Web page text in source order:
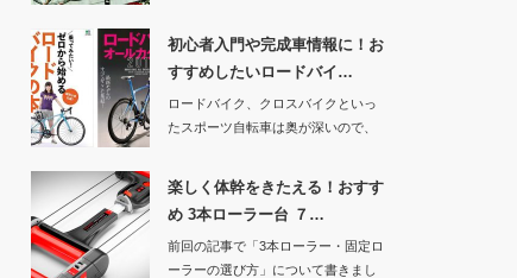
初心者入門や完成車情報に！お
すすめしたいロードバイ…
ロードバイク、クロスバイクといっ
たスポーツ自転車は奥が深いので、
楽しく体幹をきたえる！おすす
め 3本ローラー台 ７…
前回の記事で「3本ローラー・固定ロ
ーラーの選び方」について書きまし